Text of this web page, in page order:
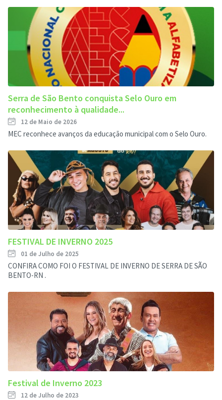
Serra de São Bento conquista Selo Ouro em
reconhecimento à qualidade...
12 de Maio de 2026
MEC reconhece avanços da educação municipal com o Selo Ouro.
FESTIVAL DE INVERNO 2025
01 de Julho de 2025
CONFIRA COMO FOI O FESTIVAL DE INVERNO DE SERRA DE SÃO
BENTO-RN .
Festival de Inverno 2023
12 de Julho de 2023